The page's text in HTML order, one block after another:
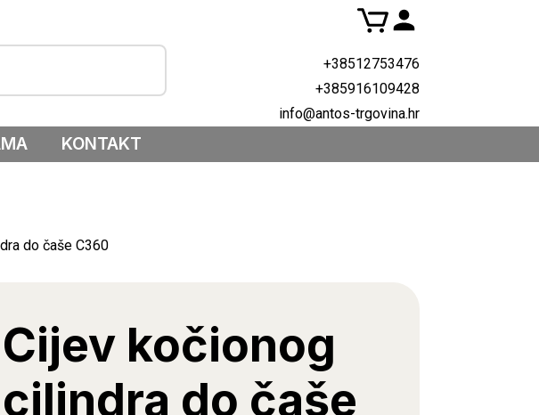
+38512753476
+385916109428
info@antos-trgovina.hr
KONTAKT
do čaše C360
Cijev kočionog
cilindra do čaše